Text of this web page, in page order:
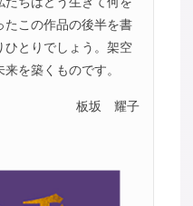
たこの作品の後半を書
ひとりでしょう。架空
を築くものです。
板坂 耀子